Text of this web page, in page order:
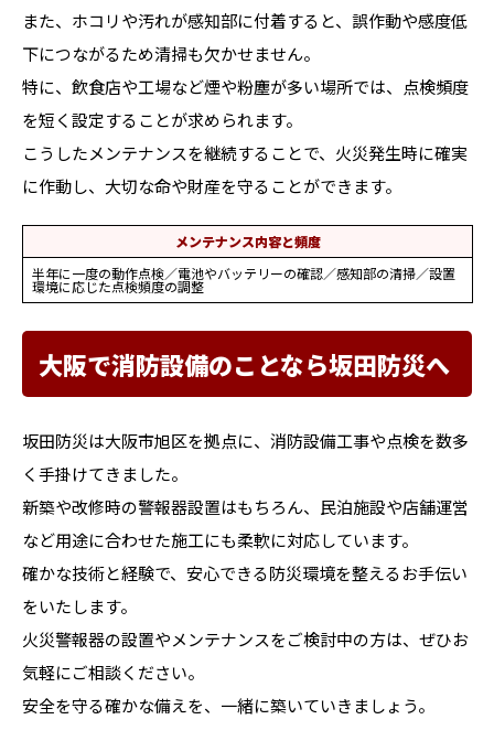
また、ホコリや汚れが感知部に付着すると、誤作動や感度低
下につながるため清掃も欠かせません。
特に、飲食店や工場など煙や粉塵が多い場所では、点検頻度
を短く設定することが求められます。
こうしたメンテナンスを継続することで、火災発生時に確実
に作動し、大切な命や財産を守ることができます。
メンテナンス内容と頻度
半年に一度の動作点検／電池やバッテリーの確認／感知部の清掃／設置
環境に応じた点検頻度の調整
大阪で消防設備のことなら坂田防災へ
坂田防災は大阪市旭区を拠点に、消防設備工事や点検を数多
く手掛けてきました。
新築や改修時の警報器設置はもちろん、民泊施設や店舗運営
など用途に合わせた施工にも柔軟に対応しています。
確かな技術と経験で、安心できる防災環境を整えるお手伝い
をいたします。
火災警報器の設置やメンテナンスをご検討中の方は、ぜひお
気軽にご相談ください。
安全を守る確かな備えを、一緒に築いていきましょう。